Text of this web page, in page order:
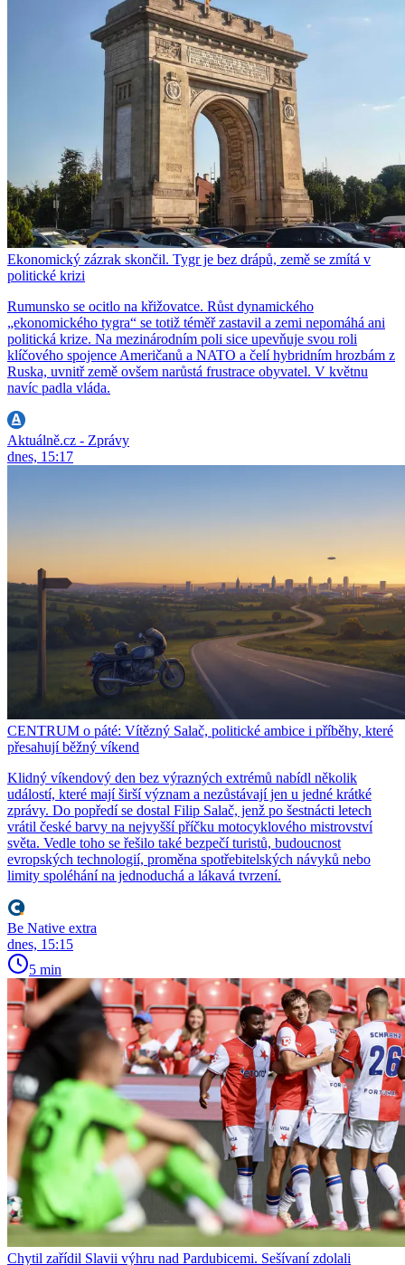
Ekonomický zázrak skončil. Tygr je bez drápů, země se zmítá v
politické krizi
Rumunsko se ocitlo na křižovatce. Růst dynamického
„ekonomického tygra“ se totiž téměř zastavil a zemi nepomáhá ani
politická krize. Na mezinárodním poli sice upevňuje svou roli
klíčového spojence Američanů a NATO a čelí hybridním hrozbám z
Ruska, uvnitř země ovšem narůstá frustrace obyvatel. V květnu
navíc padla vláda.
Aktuálně.cz - Zprávy
dnes, 15:17
CENTRUM o páté: Vítězný Salač, politické ambice i příběhy, které
přesahují běžný víkend
Klidný víkendový den bez výrazných extrémů nabídl několik
událostí, které mají širší význam a nezůstávají jen u jedné krátké
zprávy. Do popředí se dostal Filip Salač, jenž po šestnácti letech
vrátil české barvy na nejvyšší příčku motocyklového mistrovství
světa. Vedle toho se řešilo také bezpečí turistů, budoucnost
evropských technologií, proměna spotřebitelských návyků nebo
limity spoléhání na jednoduchá a lákavá tvrzení.
Be Native extra
dnes, 15:15
5 min
Chytil zařídil Slavii výhru nad Pardubicemi. Sešívaní zdolali